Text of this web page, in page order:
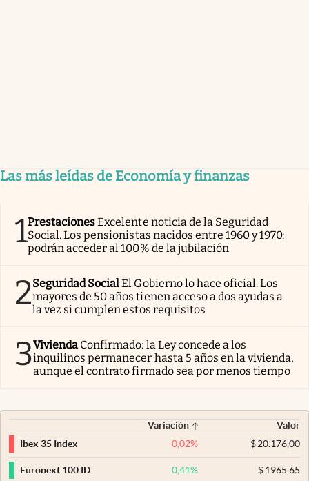
Las más leídas de Economía y finanzas
1PrestacionesExcelente noticia de la Seguridad
Social. Los pensionistas nacidos entre 1960 y 1970:
podrán acceder al 100% de la jubilación
2Seguridad SocialEl Gobierno lo hace oficial. Los
mayores de 50 años tienen acceso a dos ayudas a
la vez si cumplen estos requisitos
3Vivienda Confirmado: la Ley concede a los
inquilinos permanecer hasta 5 años en la vivienda,
aunque el contrato firmado sea por menos tiempo
Variación
Valor
Ibex 35 Index
-0,02% $20.176,00
Euronext 100 ID 0,41% $1965,65